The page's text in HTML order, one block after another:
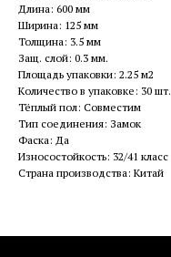
Длина: 600 мм
Ширина: 125 мм
Толщина: 3.5 мм
Защ. слой: 0.3 мм.
Площадь упаковки: 2.25 м2
Количество в упаковке: 30 шт.
Тёплый пол: Cовместим
Тип соединения: Замок
Фаска: Да
Износостойкость: 32/41 класс
Страна производства: Китай